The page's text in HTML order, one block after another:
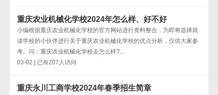
重庆农业机械化学校2024年怎么样、好不好
小编根据重庆农业机械化学校的官方网站进行资料整合，为即将选择就
读学校的小伙伴进行关于重庆农业机械化学校的优点分析，仅供大家参
考。问：重庆农业机械化学校走怎么样?...
03-02 | 已有207人访问
重庆永川工商学校2024年春季招生简章